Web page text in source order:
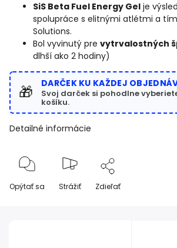
SiS Beta Fuel Energy Gel je
spolupráce s elitnými atlétmi a
Solutions.
Bol vyvinutý pre vytrvalostných
dlhší ako 2 hodiny)
🎁 DARČEK KU KAŽDEJ
Svoj darček si pohodlne
košíku.
Detailné informácie
Opýtať sa Strážiť Zdieľať